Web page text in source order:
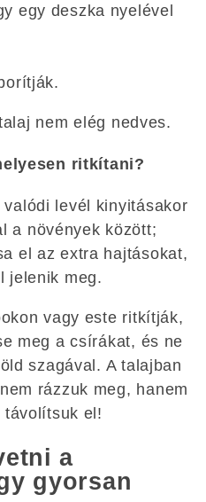
egy deszka nyelével
nem elég nedves.
ritkítani?
levél kinyitásakor
a növények között;
el az extra hajtásokat,
jelenik meg.
vagy este ritkítják,
meg a csírákat, és ne
szagával. A talajban
rázzuk meg, hanem
távolítsuk el!
a
gyorsan